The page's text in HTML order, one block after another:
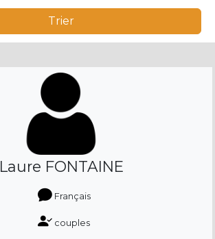
Trier
Laure FONTAINE
Français
couples